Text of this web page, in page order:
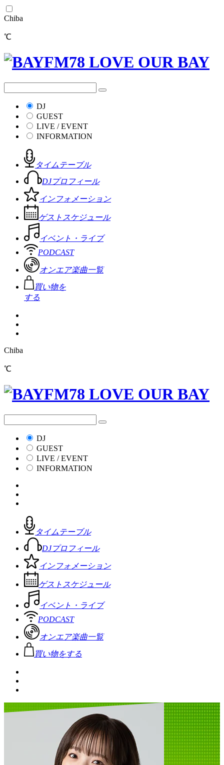
Chiba
℃
DJ
GUEST
LIVE / EVENT
INFORMATION
タイムテーブル
DJプロフィール
インフォメーション
ゲストスケジュール
イベント・ライブ
PODCAST
オンエア楽曲一覧
買い物を
する
Chiba
℃
DJ
GUEST
LIVE / EVENT
INFORMATION
タイムテーブル
DJプロフィール
インフォメーション
ゲストスケジュール
イベント・ライブ
PODCAST
オンエア楽曲一覧
買い物をする